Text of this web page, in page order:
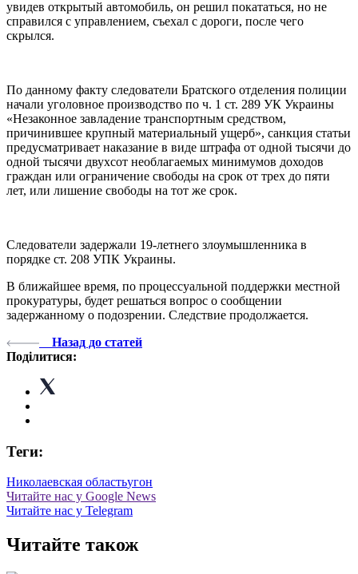
увидев открытый автомобиль, он решил покататься, но не
справился с управлением, съехал с дороги, после чего
скрылся.
По данному факту следователи Братского отделения полиции
начали уголовное производство по ч. 1 ст. 289 УК Украины
«Незаконное завладение транспортным средством,
причинившее крупный материальный ущерб», санкция статьи
предусматривает наказание в виде штрафа от одной тысячи до
одной тысячи двухсот необлагаемых минимумов доходов
граждан или ограничение свободы на срок от трех до пяти
лет, или лишение свободы на тот же срок.
Следователи задержали 19-летнего злоумышленника в
порядке ст. 208 УПК Украины.
В ближайшее время, по процессуальной поддержки местной
прокуратуры, будет решаться вопрос о сообщении
задержанному о подозрении. Следствие продолжается.
Назад до статей
Поділитися:
Теги:
Николаевская областьугон
Читайте нас у Google News
Читайте нас у Telegram
Читайте також